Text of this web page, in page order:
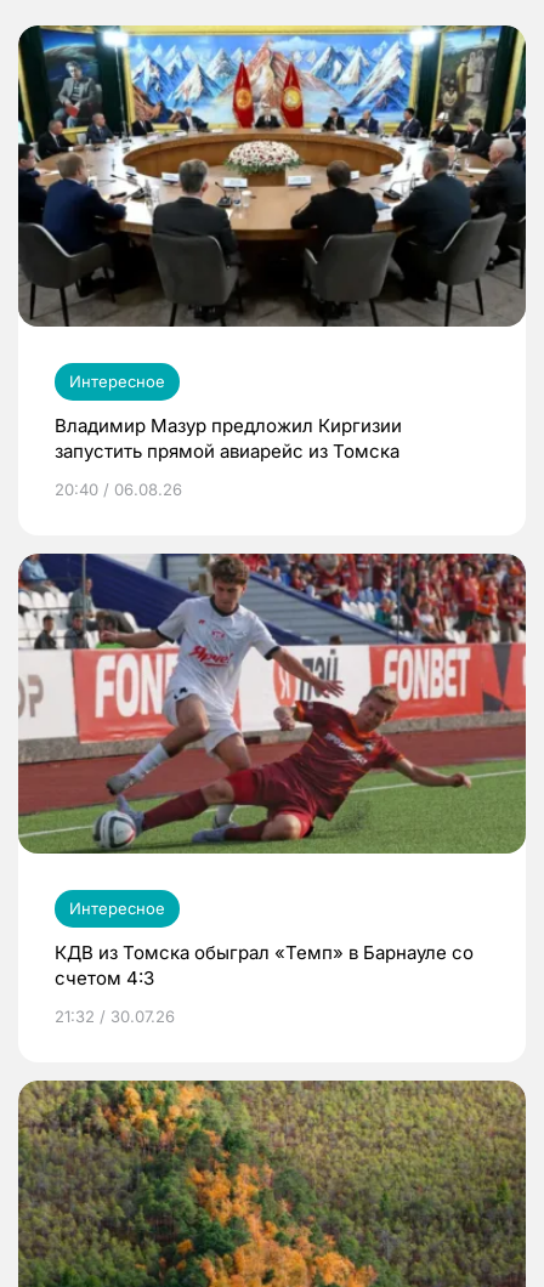
Интересное
Владимир Мазур предложил Киргизии
запустить прямой авиарейс из Томска
20:40 / 06.08.26
Интересное
КДВ из Томска обыграл «Темп» в Барнауле со
счетом 4:3
21:32 / 30.07.26